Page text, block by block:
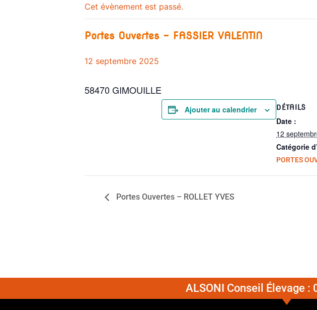
Cet évènement est passé.
Portes Ouvertes – FASSIER VALENTIN
12 septembre 2025
58470 GIMOUILLE
Ajouter au calendrier DÉTAILS
Date :
12
Catégorie
PORTES
Portes Ouvertes – ROLLET YVES
ALSONI Conseil Élevage :